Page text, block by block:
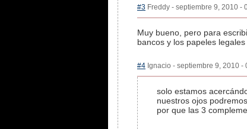
#3 Freddy - septiembre 9, 2010 -
Muy bueno, pero para
bancos y los papeles
#4 Ignacio - septiembre 9, 2010
solo estamos
nuestros ojos
por que las 3